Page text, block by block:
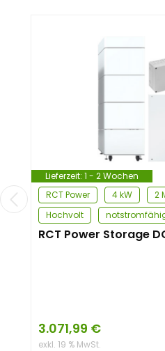
Lieferzeit: 1 - 2 Wochen
RCT Power
4 kW 2
Hochvolt
RCT Power Storage
3.071,99 €
exkl. 19 % MwSt.